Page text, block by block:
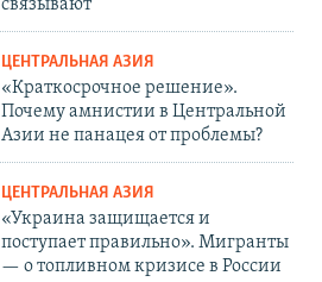
связывают
ЦЕНТРАЛЬНАЯ АЗИЯ
«Краткосрочное решение».
Почему амнистии в Центральной
Азии не панацея от проблемы?
ЦЕНТРАЛЬНАЯ АЗИЯ
«Украина защищается и
поступает правильно». Мигранты
— о топливном кризисе в России